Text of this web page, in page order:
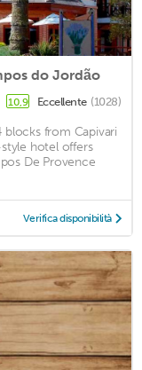
do Jordão
10,9 Eccellente (1028)
blocks from Capivari
hotel offers
De Provence
Verifica disponibilità